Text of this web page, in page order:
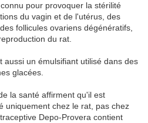
pour provoquer la stérilité
du vagin et de l'utérus, des
follicules ovariens dégénératifs,
du rat.
un émulsifiant utilisé dans des
glacées.
la santé affirment qu'il est
uniquement chez le rat, pas chez
Depo-Provera contient